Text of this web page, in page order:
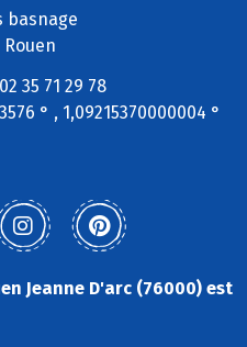
basnage
35 71 29 78
° , 1,09215370000004 °
Jeanne D'arc (76000) est